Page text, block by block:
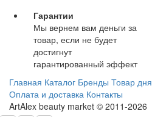
Гарантии
Мы вернем вам деньги за
товар, если не будет
достигнут
гарантированный эффект
Главная Каталог Бренды Товар дня
Оплата и доставка Контакты
ArtAlex beauty market © 2011-2026